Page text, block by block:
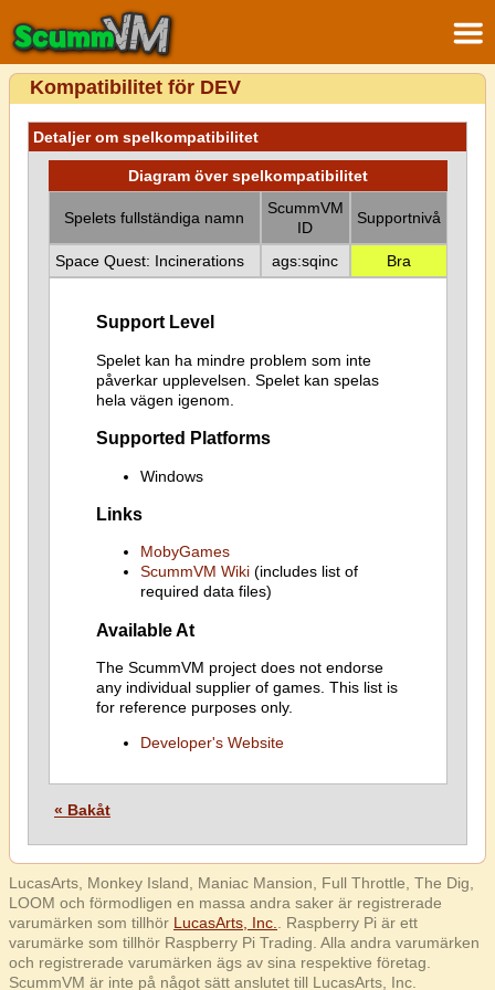
Kompatibilitet för DEV
Detaljer om spelkompatibilitet
Diagram över spelkompatibilitet
Spelets fullständiga namn
ScummVM
ID
Supportnivå
Space Quest: Incinerations ags:sqinc Bra
Support Level
Spelet kan ha mindre problem som inte
påverkar upplevelsen. Spelet kan spelas
hela vägen igenom.
Supported Platforms
Windows
Links
MobyGames
ScummVM Wiki(includes list of
required data files)
Available At
The ScummVM project does not endorse
any individual supplier of games. This list is
for reference purposes only.
Developer's Website
« Bakåt
LucasArts, Monkey Island, Maniac Mansion, Full Throttle, The Dig,
LOOM och förmodligen en massa andra saker är registrerade
varumärken som tillhör LucasArts, Inc.
. Raspberry Pi är ett
varumärke som tillhör Raspberry Pi Trading. Alla andra varumärken
och registrerade varumärken ägs av sina respektive företag.
ScummVM är inte på något sätt anslutet till LucasArts, Inc.